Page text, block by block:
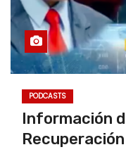
PODCASTS
Información